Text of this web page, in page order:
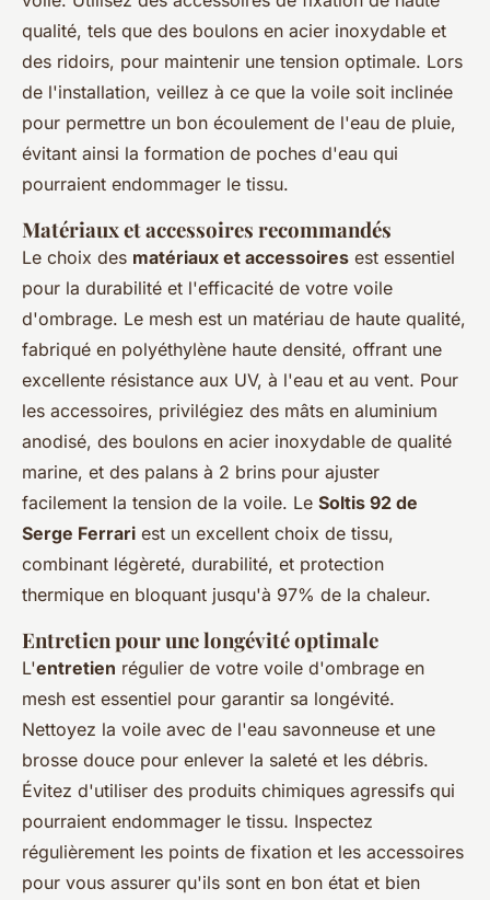
qualité, tels que des boulons en acier inoxydable et
des ridoirs, pour maintenir une tension optimale. Lors
de l'installation, veillez à ce que la voile soit inclinée
pour permettre un bon écoulement de l'eau de pluie,
évitant ainsi la formation de poches d'eau qui
pourraient endommager le tissu.
Matériaux et accessoires recommandés
Le choix des matériaux et accessoires est essentiel
pour la durabilité et l'efficacité de votre voile
d'ombrage. Le mesh est un matériau de haute qualité,
fabriqué en polyéthylène haute densité, offrant une
excellente résistance aux UV, à l'eau et au vent. Pour
les accessoires, privilégiez des mâts en aluminium
anodisé, des boulons en acier inoxydable de qualité
marine, et des palans à 2 brins pour ajuster
facilement la tension de la voile. Le Soltis 92 de
Serge Ferrari est un excellent choix de tissu,
combinant légèreté, durabilité, et protection
thermique en bloquant jusqu'à 97% de la chaleur.
Entretien pour une longévité optimale
L'entretien régulier de votre voile d'ombrage en
mesh est essentiel pour garantir sa longévité.
Nettoyez la voile avec de l'eau savonneuse et une
brosse douce pour enlever la saleté et les débris.
Évitez d'utiliser des produits chimiques agressifs qui
pourraient endommager le tissu. Inspectez
régulièrement les points de fixation et les accessoires
pour vous assurer qu'ils sont en bon état et bien